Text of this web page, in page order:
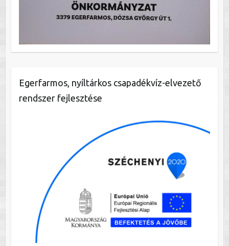
Egerfarmos, nyíltárkos csapadékvíz-elvezető
rendszer fejlesztése